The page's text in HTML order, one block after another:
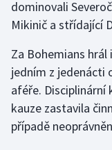
dominovali
Mikinič a střídající
Za Bohemians
jedním z jedenácti
aféře.
kauze zastavila
případě